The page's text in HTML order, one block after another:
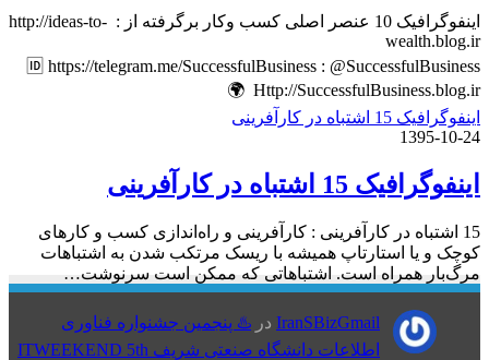
اینفوگرافیک 10 عنصر اصلی کسب وکار برگرفته از : http://ideas-to-
wealth.blog.ir
🆔 https://telegram.me/SuccessfulBusiness : @SuccessfulBusiness
Http://SuccessfulBusiness.blog.ir 🌍
اینفوگرافیک 15 اشتباه در کارآفرینی
1395-10-24
اینفوگرافیک 15 اشتباه در کارآفرینی
15 اشتباه در کارآفرینی : کارآفرینی و راه‌اندازی کسب و کارهای
کوچک و یا استارتاپ همیشه با ریسک مرتکب شدن به اشتباهات
مرگ‌بار همراه است. اشتباهاتی که ممکن است سرنوشت…
IranSBizGmail در ♨️ پنجمین جشنواره فناوری
اطلاعات دانشگاه صنعتی شریف ITWEEKEND 5th